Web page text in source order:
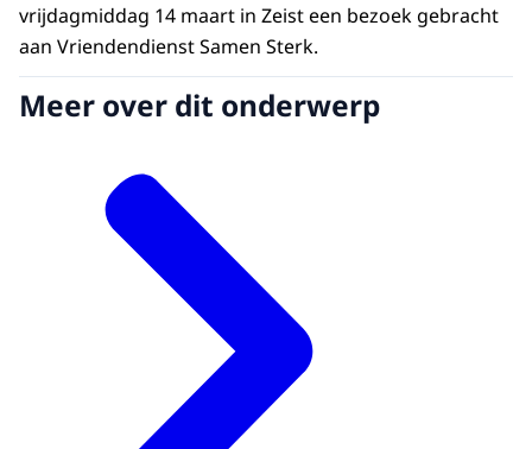
vrijdagmiddag 14 maart in Zeist een bezoek gebracht
aan Vriendendienst Samen Sterk.
Meer over dit onderwerp